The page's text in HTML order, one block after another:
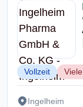
Vollzeit
Ingelheim